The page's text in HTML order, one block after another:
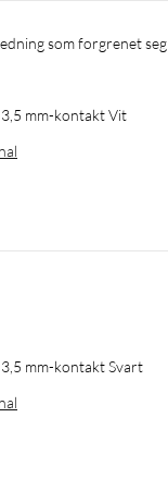
mm-kontakt Vit
mm-kontakt Svart